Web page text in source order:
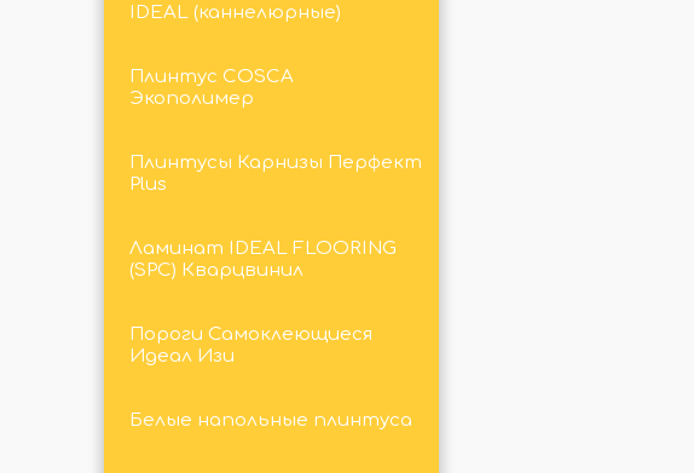
IDEAL (каннелюрные)
Плинтус COSCA
Экополимер
Плинтусы Карнизы Перфект
Plus
Ламинат IDEAL FLOORING
(SPC) Кварцвинил
Пороги Самоклеющиеся
Идеал Изи
Белые напольные плинтуса